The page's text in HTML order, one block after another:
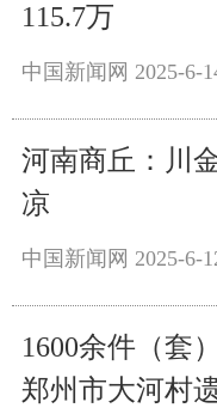
115.7万
中国新闻网 2025-6-
河南商丘：川
凉
中国新闻网 2025-6-
1600余件（套
郑州市大河村